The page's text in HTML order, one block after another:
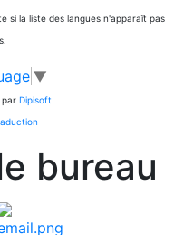
si la liste des langues n'apparaît pas
▼
par Dipisoft
bureau